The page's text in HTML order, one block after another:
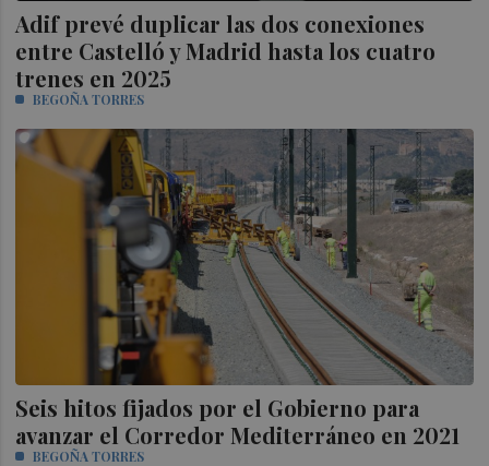
Adif prevé duplicar las dos conexiones
entre Castelló y Madrid hasta los cuatro
trenes en 2025
BEGOÑA TORRES
Seis hitos fijados por el Gobierno para
avanzar el Corredor Mediterráneo en 2021
BEGOÑA TORRES